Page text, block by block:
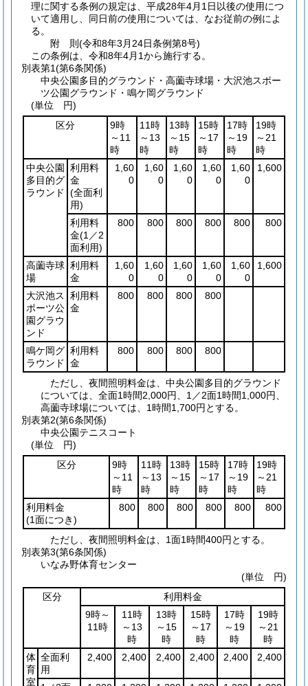
理に関する条例の規定は、平成28年4月1日以後の使用につ
いて適用し、同日前の使用については、なお従前の例によ
る。
附 則(令和8年3月24日条例第8号)
この条例は、令和8年4月1から施行する。
別表第1(第6条関係)
中央公園多目的グラウンド・高薗寺球場・大沢池スポー
ツ公園グラウンド・鳴ケ岡グラウンド
(単位 円)
区分
9時
～11
時
11時
～13
時
13時
～15
時
15時
～17
時
17時
～19
時
19時
～21
時
中央公園
多目的グ
ラウンド
利用料
金
(全面利
用)
1,60
0
1,60
0
1,60
0
1,60
0
1,60
0
1,600
利用料
金(1／2
面利用)
800 800 800 800 800 800
高薗寺球
場
利用料
金
1,60
0
1,60
0
1,60
0
1,60
0
1,60
0
1,600
大沢池ス
ポーツ公
園グラウ
ンド
利用料
金
800 800 800 800
鳴ケ岡グ
ラウンド
利用料
金
800 800 800 800
ただし、夜間照明料金は、中央公園多目的グラウンド
については、全面1時間2,000円、1／2面1時間1,000円、
高薗寺球場については、1時間1,700円とする。
別表第2(第6条関係)
中央公園テニスコート
(単位 円)
区分
9時
～11
時
11時
～13
時
13時
～15
時
15時
～17
時
17時
～19
時
19時
～21
時
利用料金
(1面につき)
800 800 800 800 800 800
ただし、夜間照明料金は、1面1時間400円とする。
別表第3(第6条関係)
いなみ野体育センター
(単位 円)
区分
利用料金
9時～
11時
11時
～13
時
13時
～15
時
15時
～17
時
17時
～19
時
19時
～21
時
体
育
室
全面利
用
2,400 2,400 2,400 2,400 2,400 2,400